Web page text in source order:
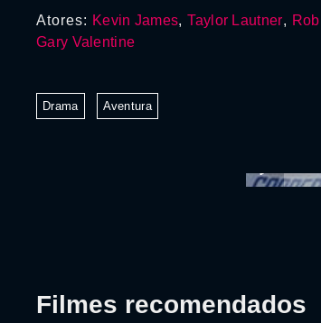
Atores: Kevin James,Taylor Lautner,
Gary Valentine
Drama Aventura
Filmes recomendados